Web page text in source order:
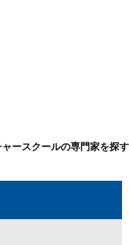
ースクールの専門家を探す